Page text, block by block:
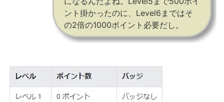
ント掛かったのに、Level6まではそ
の2倍の1000ポイント必要だし。